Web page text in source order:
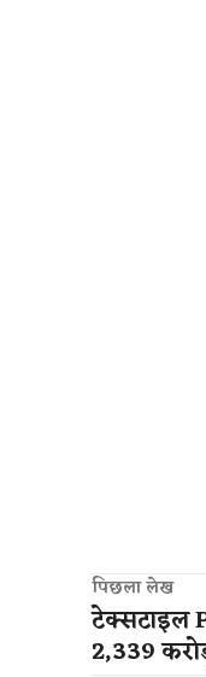
पिछला लेख
टेक्सटाइल
2,339